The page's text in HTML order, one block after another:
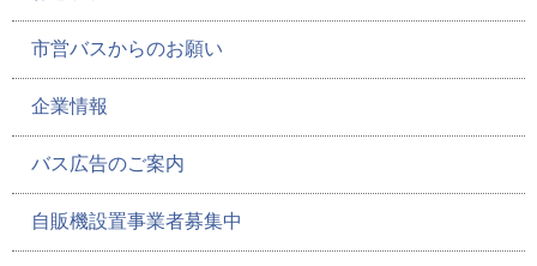
市営バスからのお願い
企業情報
バス広告のご案内
自販機設置事業者募集中